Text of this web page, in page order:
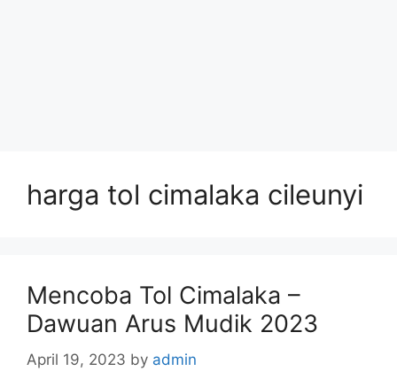
harga tol cimalaka cileunyi
Mencoba Tol Cimalaka –
Dawuan Arus Mudik 2023
April 19, 2023 by admin